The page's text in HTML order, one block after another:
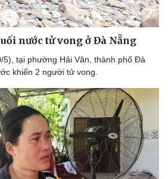
nước tử vong ở Đà Nẵng
5), tại phường Hải Vân, thành phố Đà
khiến 2 người tử vong.